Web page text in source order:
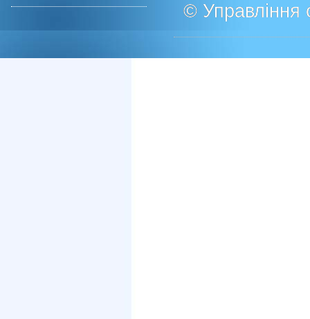
© Управління